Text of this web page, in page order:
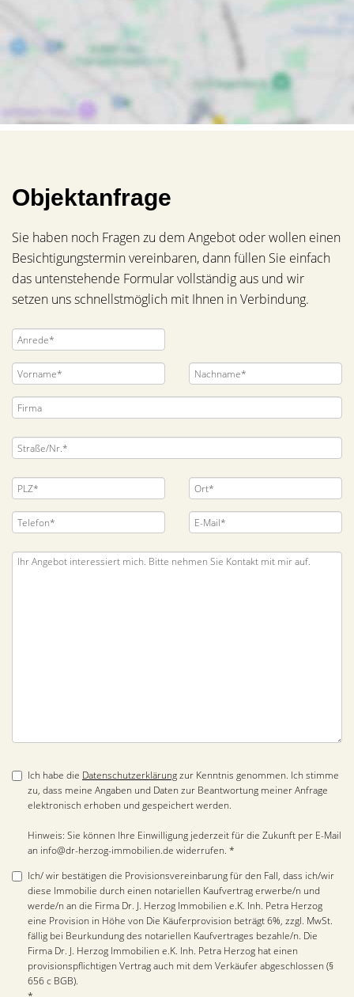
Objektanfrage
Sie haben noch Fragen zu dem Angebot oder wollen einen
Besichtigungstermin vereinbaren, dann füllen Sie einfach
das untenstehende Formular vollständig aus und wir
setzen uns schnellstmöglich mit Ihnen in Verbindung.
Ich habe die Datenschutzerklärungzur Kenntnis genommen. Ich stimme
zu, dass meine Angaben und Daten zur Beantwortung meiner Anfrage
elektronisch erhoben und gespeichert werden.
Hinweis: Sie können Ihre Einwilligung jederzeit für die Zukunft per E-Mail
an info@dr-herzog-immobilien.de widerrufen. *
Ich/ wir bestätigen die Provisionsvereinbarung für den Fall, dass ich/wir
diese Immobilie durch einen notariellen Kaufvertrag erwerbe/n und
werde/n an die Firma Dr. J. Herzog Immobilien e.K. Inh. Petra Herzog
eine Provision in Höhe von Die Käuferprovision beträgt 6%, zzgl. MwSt.
fällig bei Beurkundung des notariellen Kaufvertrages bezahle/n. Die
Firma Dr. J. Herzog Immobilien e.K. Inh. Petra Herzog hat einen
provisionspflichtigen Vertrag auch mit dem Verkäufer abgeschlossen (§
656 c BGB).